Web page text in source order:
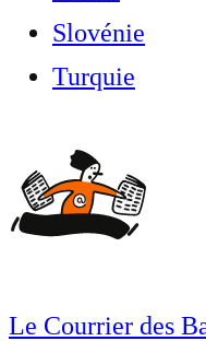
Slovénie
Turquie
Le Courrier des